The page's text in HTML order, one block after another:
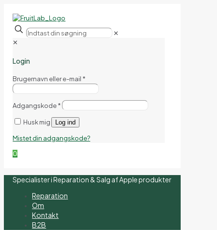
✕
✕
Login
Brugernavn eller e-mail *
Adgangskode*
Husk mig Log ind
Mistet din adgangskode?
0
Specialister i Reparation & Salg af Apple produkter
Reparation
Om
Kontakt
B2B